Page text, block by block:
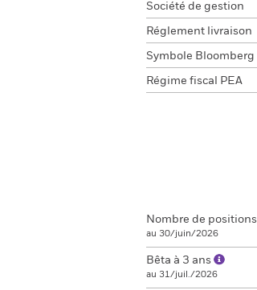
Société de gestion
Réglement livraison
Symbole Bloomberg
Régime fiscal PEA
Nombre de positions
au 30/juin/2026
Bêta à 3 ans
au 31/juil./2026